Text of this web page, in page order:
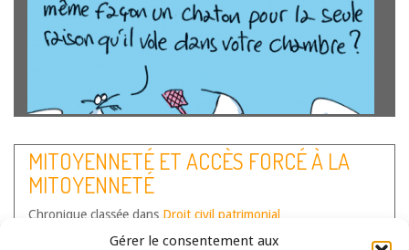
Gérer le consentement aux
bouleversements, l’attribution d’une personnalité juridique
et de droits fondamentaux aux animaux n’emporterait
pourtant aucune conséquence dramatique. Une
personnalité adaptée, des droits appropriés, permettraient
de mieux protéger les animaux et l’humanité sans remettre
Lire la suite
MITOYENNETÉ ET ACCÈS FORCÉ À LA
MITOYENNETÉ
Chronique classée dans Droit civil patrimonial
Nathalie Pierre